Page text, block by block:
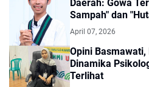
Daerah: Gowa
Sampah" dan
Ekologis
April 07, 2026
Opini
Dinamika
Terlihat